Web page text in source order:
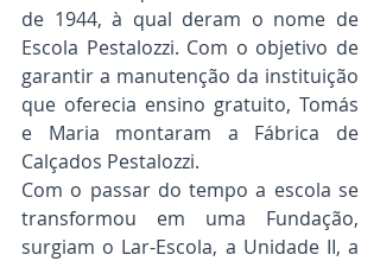
de 1944, à qual deram o nome de
Escola Pestalozzi. Com o objetivo de
garantir a manutenção da instituição
que oferecia ensino gratuito, Tomás
e Maria montaram a Fábrica de
Calçados Pestalozzi.
Com o passar do tempo a escola se
transformou em uma Fundação,
surgiam o Lar-Escola, a Unidade II, a